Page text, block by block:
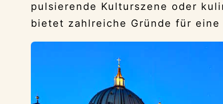
pulsierende Kulturszene oder
bietet zahlreiche Gründe für eine